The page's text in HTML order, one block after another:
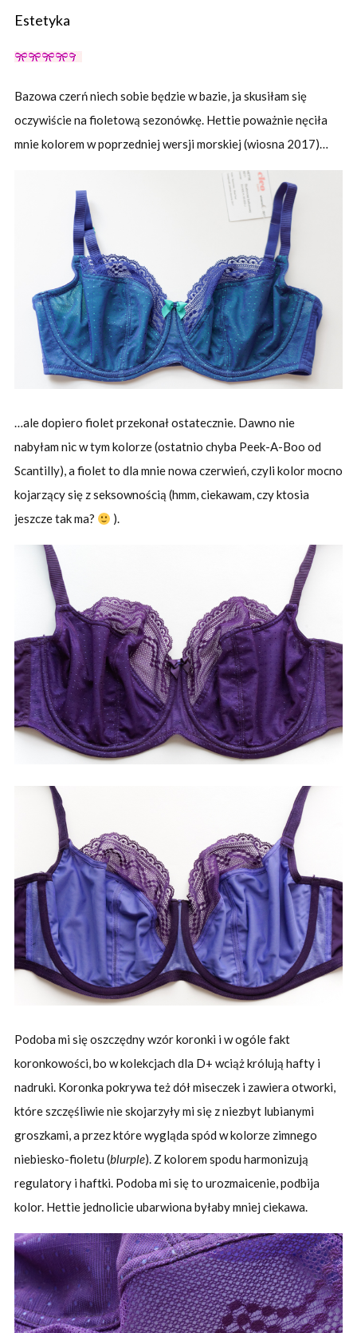
Estetyka
Bazowa czerń niech sobie będzie w bazie, ja skusiłam się
oczywiście na fioletową sezonówkę. Hettie poważnie nęciła
mnie kolorem w poprzedniej wersji morskiej (wiosna 2017)…
…ale dopiero fiolet przekonał ostatecznie. Dawno nie
nabyłam nic w tym kolorze (ostatnio chyba Peek-A-Boo od
Scantilly), a fiolet to dla mnie nowa czerwień, czyli kolor mocno
kojarzący się z seksownością (hmm, ciekawam, czy ktosia
jeszcze tak ma?
).
Podoba mi się oszczędny wzór koronki i w ogóle fakt
koronkowości, bo w kolekcjach dla D+ wciąż królują hafty i
nadruki. Koronka pokrywa też dół miseczek i zawiera otworki,
które szczęśliwie nie skojarzyły mi się z niezbyt lubianymi
groszkami, a przez które wygląda spód w kolorze zimnego
niebiesko-fioletu (blurple). Z kolorem spodu harmonizują
regulatory i haftki. Podoba mi się to urozmaicenie, podbija
kolor. Hettie jednolicie ubarwiona byłaby mniej ciekawa.